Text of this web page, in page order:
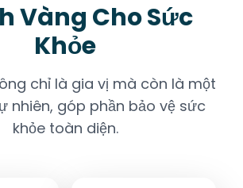
Vàng Cho Sức
Khỏe
chỉ là gia vị mà còn là một
nhiên, góp phần bảo vệ sức
khỏe toàn diện.